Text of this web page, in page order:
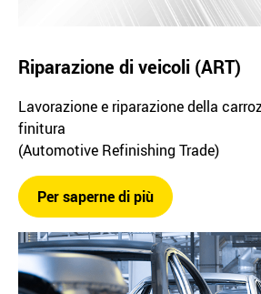
Riparazione di veicoli (ART)
Lavorazione e riparazione della
finitura
(Automotive Refinishing Trade)
Per saperne di più